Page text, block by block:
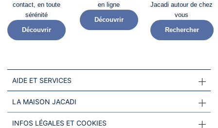
contact, en toute
sérénité​
Découvrir
en ligne
Découvrir
Jacadi autour de chez
vous
Rechercher
AIDE ET SERVICES
LA MAISON JACADI
INFOS LÉGALES ET COOKIES